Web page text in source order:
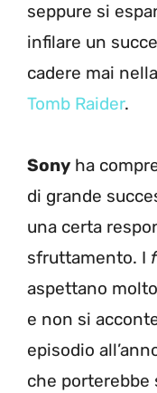
seppure si
infilare un
cadere mai
Tomb Raider.
Sony ha
di grande
una certa
sfruttamento. I
aspettano
e non si
episodio
che porterebbe